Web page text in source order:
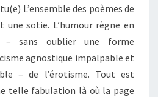
L’ensemble des poèmes de
une sotie. L’humour règne en
– sans oublier une forme
agnostique impalpable et
– de l’érotisme. Tout est
telle fabulation là où la page